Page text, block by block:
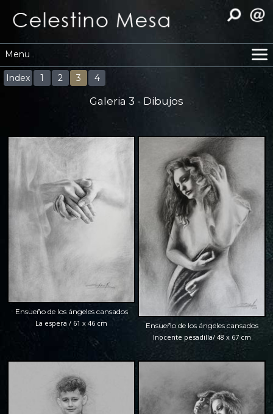
Menu
Home
Reproducciones
Video
Contacto
Expo-actual
Index 1 2 3 4
Galeria 3 - Dibujos
Ensueño de los ángeles cansados
La espera / 61 x 46 cm
Ensueño de los ángeles cansados
Inocente pesadilla/ 48 x 67 cm